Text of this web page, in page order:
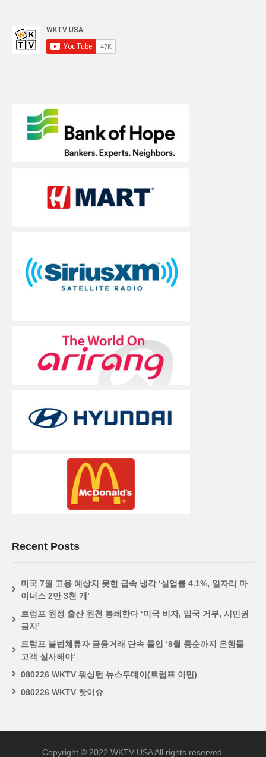
Recent Posts
미국 7월 고용 예상치 못한 급속 냉각 ‘실업률 4.1%, 일자리 마
이너스 2만 3천 개’
트럼프 원정 출산 원천 봉쇄한다 ‘미국 비자, 입국 거부, 시민권
금지’
트럼프 불법체류자 금융거래 단속 돌입 ‘8월 중순까지 은행들
고객 실사해야’
080226 WKTV 워싱턴 뉴스투데이(트럼프 이민)
080226 WKTV 핫이슈
Copyright © 2022 WKTV USA All rights reserved.